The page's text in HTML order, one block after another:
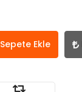
Sepete Ekle